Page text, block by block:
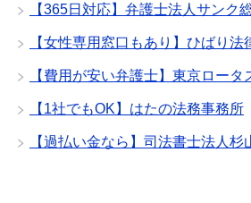
【365日対応】弁護士法人サンク
【女性専用窓口もあり】ひばり法
【費用が安い弁護士】東京ロータ
【1社でもOK】はたの法務事務所
【過払い金なら】司法書士法人杉